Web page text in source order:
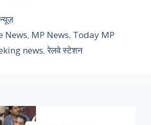
News, MP News, Today MP
news,रेलवे स्टेशन